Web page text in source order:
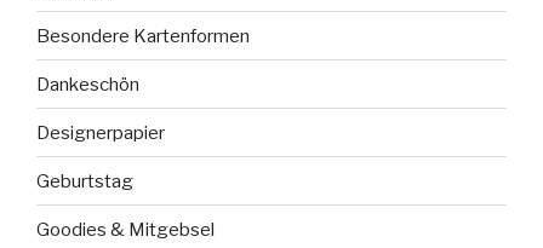
Besondere Kartenformen
Dankeschön
Designerpapier
Geburtstag
Goodies & Mitgebsel